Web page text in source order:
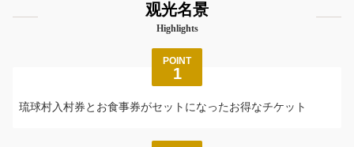
观光名景
Highlights
POINT
1
琉球村入村券とお食事券がセットになったお得なチケット